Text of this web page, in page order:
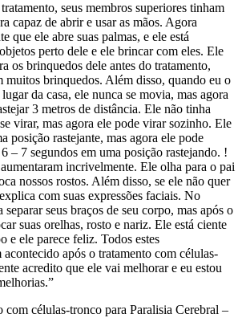
seus membros superiores tinham
capaz de abrir e usar as mãos. Agora
que ele abre suas palmas, e ele está
perto dele e ele brincar com eles. Ele
os brinquedos dele antes do tratamento,
muitos brinquedos. Além disso, quando eu o
da casa, ele nunca se movia, mas agora
3 metros de distância. Ele não tinha
virar, mas agora ele pode virar sozinho. Ele
posição rastejante, mas agora ele pode
– 7 segundos em uma posição rastejando. !
incrivelmente. Ele olha para o pai
nossos rostos. Além disso, se ele não quer
com suas expressões faciais. No
separar seus braços de seu corpo, mas após o
suas orelhas, rosto e nariz. Ele está ciente
e ele parece feliz. Todos estes
após o tratamento com células-
acredito que ele vai melhorar e eu estou
com células-tronco para Paralisia Cerebral –